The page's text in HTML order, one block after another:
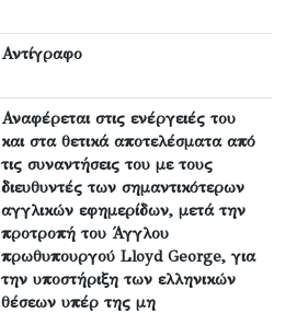
Αντίγραφο
Αναφέρεται στις ενέργειές του
και στα θετικά αποτελέσματα από
τις συναντήσεις του με τους
διευθυντές των σημαντικότερων
αγγλικών εφημερίδων, μετά την
προτροπή του Άγγλου
πρωθυπουργού Lloyd George, για
την υποστήριξη των ελληνικών
θέσεων υπέρ της μη